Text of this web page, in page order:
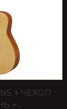
+ ЧЕХОЛ
+...